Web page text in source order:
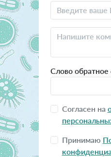
Слово обратное
Согласен на
Принимаю